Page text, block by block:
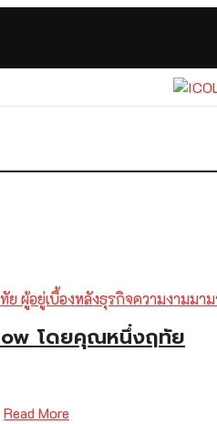
โดยคุณหนึ่งฤทัย
Read More